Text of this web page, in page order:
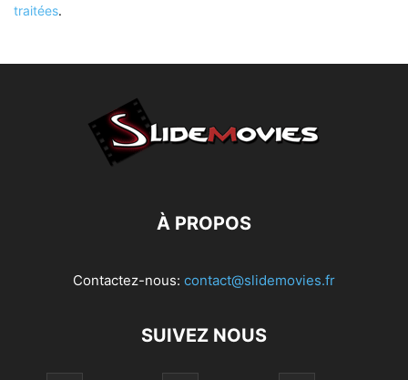
traitées.
À PROPOS
Contactez-nous: contact@slidemovies.fr
SUIVEZ NOUS